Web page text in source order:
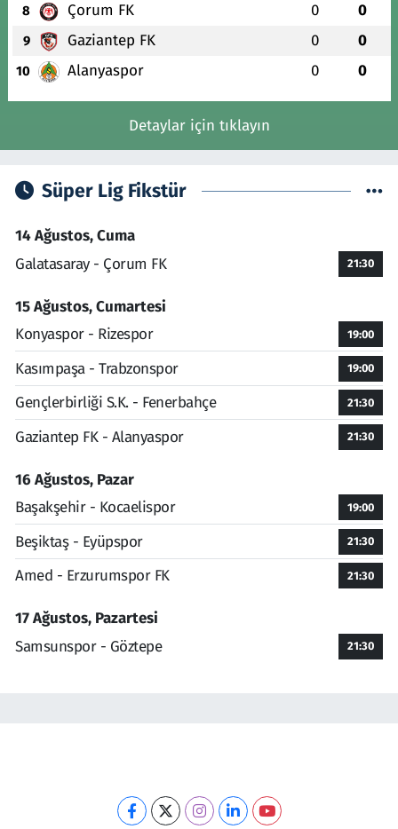
8 Çorum FK 0 0
9 Gaziantep FK 0 0
10 Alanyaspor 0 0
Detaylar için tıklayın
Süper Lig Fikstür
14 Ağustos, Cuma
Galatasaray - Çorum FK
21:30
15 Ağustos, Cumartesi
Konyaspor - Rizespor
19:00
Kasımpaşa - Trabzonspor 19:00
Gençlerbirliği S.K. - Fenerbahçe 21:30
Gaziantep FK - Alanyaspor 21:30
16 Ağustos, Pazar
Başakşehir - Kocaelispor
19:00
Beşiktaş - Eyüpspor 21:30
Amed - Erzurumspor FK 21:30
17 Ağustos, Pazartesi
Samsunspor - Göztepe
21:30